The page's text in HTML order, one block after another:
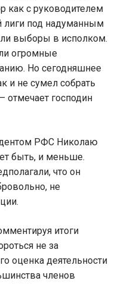
как с руководителем
лиги под надуманным
выборы в исполком.
огромные
Но сегодняшнее
и не сумел собрать
господин
РФС Николаю
быть, и меньше.
что он
не
итоги
не за
оценка деятельности
членов